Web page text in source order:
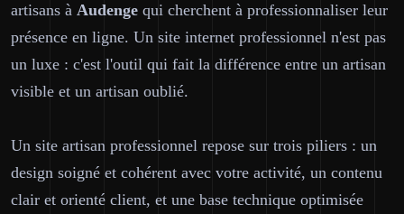
artisans à Audenge qui cherchent à professionnaliser leur
présence en ligne. Un site internet professionnel n'est pas
un luxe : c'est l'outil qui fait la différence entre un artisan
visible et un artisan oublié.
Un site artisan professionnel repose sur trois piliers : un
design soigné et cohérent avec votre activité, un contenu
clair et orienté client, et une base technique optimisée